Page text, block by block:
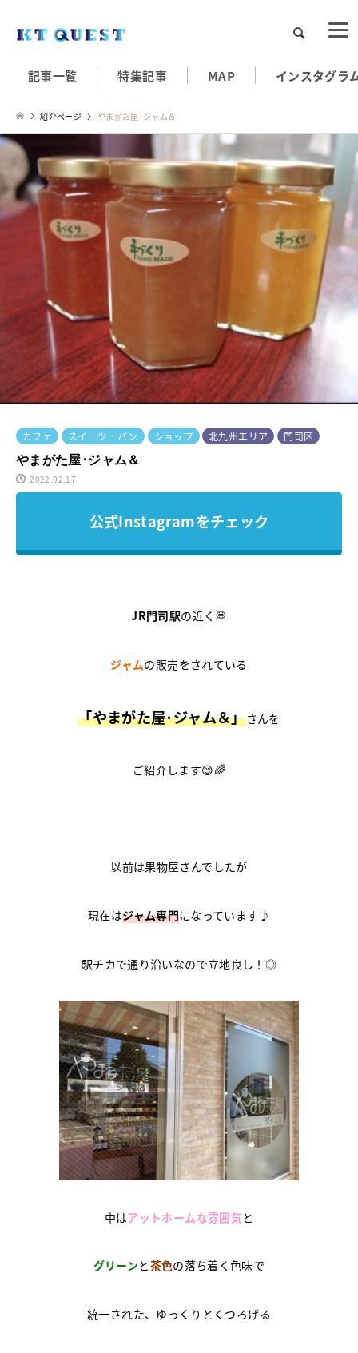
検索
記事一覧 特集記事 MAP インスタグラ
紹介ページ やまがた屋･ジャム＆
カフェ スイーツ・パン ショップ 北九州エリア
門司区
やまがた屋･ジャム＆
2022.02.17
公式Instagramをチェック
JR門司駅の近く💭
ジャムの販売をされている
「やまがた屋･ジャム＆」さんを
ご紹介します😊🌈
以前は果物屋さんでしたが
現在はジャム専門になっています♪
駅チカで通り沿いなので立地良し！◎
中はアットホームな雰囲気と
グリーンと茶色の落ち着く色味で
統一された、ゆっくりとくつろげる